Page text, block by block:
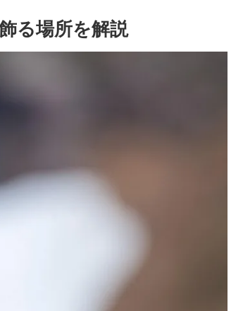
る場所を解説